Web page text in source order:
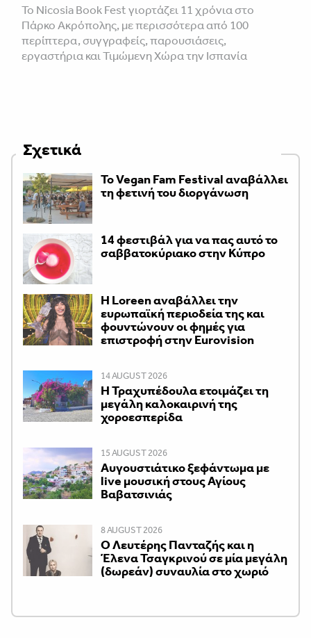
Το Nicosia Book Fest γιορτάζει 11 χρόνια στο
Πάρκο Ακρόπολης, με περισσότερα από 100
περίπτερα, συγγραφείς, παρουσιάσεις,
εργαστήρια και Τιμώμενη Χώρα την Ισπανία
Σχετικά
Το Vegan Fam Festival αναβάλλει
τη φετινή του διοργάνωση
14 φεστιβάλ για να πας αυτό το
σαββατοκύριακο στην Κύπρο
Η Loreen αναβάλλει την
ευρωπαϊκή περιοδεία της και
φουντώνουν οι φημές για
επιστροφή στην Eurovision
14 AUGUST 2026
Η Τραχυπέδουλα ετοιμάζει τη
μεγάλη καλοκαιρινή της
χοροεσπερίδα
15 AUGUST 2026
Αυγουστιάτικο ξεφάντωμα με
live μουσική στους Αγίους
Βαβατσινιάς
8 AUGUST 2026
Ο Λευτέρης Πανταζής και η
Έλενα Τσαγκρινού σε μία μεγάλη
(δωρεάν) συναυλία στο χωριό